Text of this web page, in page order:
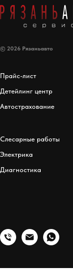
© 2026 Рязаньавто
Прайс-лист
Детейлинг центр
Автострахование
Слесарные работы
Электрика
Диагностика